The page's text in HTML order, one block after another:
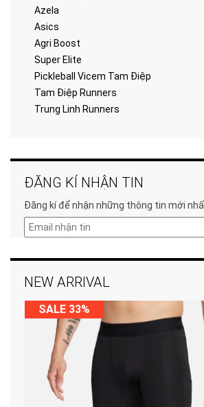
Azela
Asics
Agri Boost
Super Elite
Pickleball Vicem Tam Điệp
Tam Điệp Runners
Trung Linh Runners
ĐĂNG KÍ NHẬN TIN
Đăng kí để nhận những thông tin mới
NEW ARRIVAL
SALE 33%